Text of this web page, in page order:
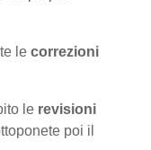
le correzioni
le revisioni
poi il